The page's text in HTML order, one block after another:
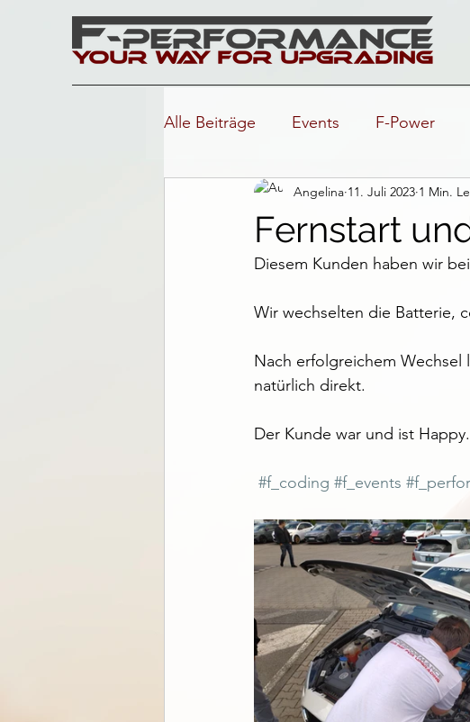
Alle Beiträge Events F-Power
Fernstart
Angelina 11. Juli 2023 1 Min.
Diesem Kunden haben wir
Wir wechselten die Batterie,
Nach erfolgreichem Wechsel
natürlich direkt.
Der Kunde war und ist
#f_coding #f_events